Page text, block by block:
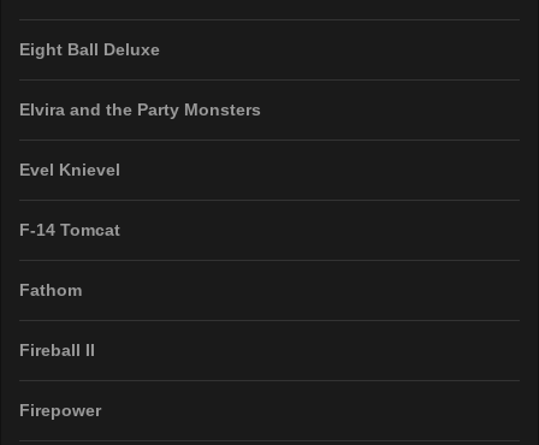
Eight Ball Deluxe
Elvira and the Party Monsters
Evel Knievel
F-14 Tomcat
Fathom
Fireball II
Firepower